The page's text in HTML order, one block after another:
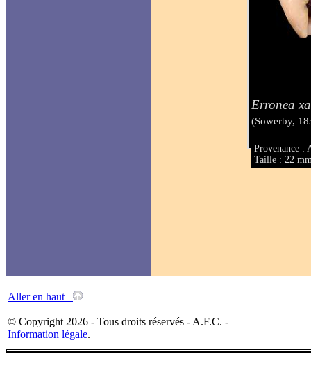
Erronea
(Sowerby,
Provenance :
Taille : 22
Aller en haut
© Copyright 2026 - Tous droits réservés - A.F.C. -
Information légale.